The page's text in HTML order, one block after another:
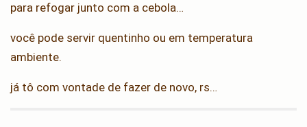
para refogar junto com a cebola…
você pode servir quentinho ou em temperatura
ambiente.
já tô com vontade de fazer de novo, rs…